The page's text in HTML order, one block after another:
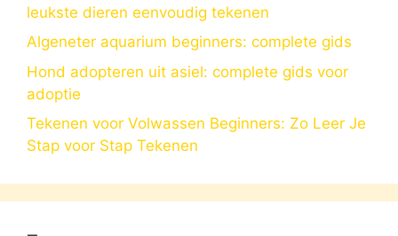
leukste dieren eenvoudig tekenen
Algeneter aquarium beginners: complete gids
Hond adopteren uit asiel: complete gids voor
adoptie
Tekenen voor Volwassen Beginners: Zo Leer Je
Stap voor Stap Tekenen